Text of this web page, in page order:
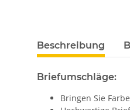
Beschreibung
Briefumschläge:
Bringen Sie